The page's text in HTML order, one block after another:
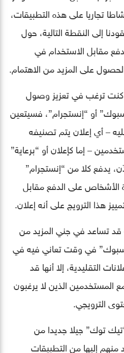
تجاريا على هذه التطبيقات،
إلى النقطة التالية، حول
مقابل الاستخدام في
على المزيد من الاهتمام.
كنت ترغب في تعزيز وصول
أو “إنستجرام”، فسيتعين
– أي إعلان يتم تصنيفه
– إما كإعلان أو “برعاية”
يدفع كلا من “إنستجرام”
الأشخاص على الدفع مقابل
هذا الترويج على أنه إعلان.
تساعد في جني المزيد من
في وقت تعاني فيه في
التقليدية، إلا أنها قد
المستخدمين الذين لا يرغبون
الترويجي.
توك” جيلا جديدا من
منهم إليها من التطبيقات